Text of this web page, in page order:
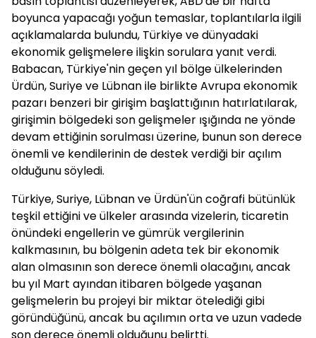
boyunca yapacağı yoğun temaslar, toplantılarla ilgili
açıklamalarda bulundu, Türkiye ve dünyadaki
ekonomik gelişmelere ilişkin sorulara yanıt verdi.
Babacan, Türkiye'nin geçen yıl bölge ülkelerinden
Ürdün, Suriye ve Lübnan ile birlikte Avrupa ekonomik
pazarı benzeri bir girişim başlattığının hatırlatılarak,
girişimin bölgedeki son gelişmeler ışığında ne yönde
devam ettiğinin sorulması üzerine, bunun son derece
önemli ve kendilerinin de destek verdiği bir açılım
olduğunu söyledi.
Türkiye, Suriye, Lübnan ve Ürdün'ün coğrafi bütünlük
teşkil ettiğini ve ülkeler arasında vizelerin, ticaretin
önündeki engellerin ve gümrük vergilerinin
kalkmasının, bu bölgenin adeta tek bir ekonomik
alan olmasının son derece önemli olacağını, ancak
bu yıl Mart ayından itibaren bölgede yaşanan
gelişmelerin bu projeyi bir miktar ötelediği gibi
göründüğünü, ancak bu açılımın orta ve uzun vadede